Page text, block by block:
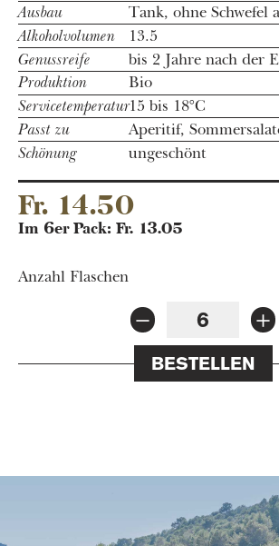
Ausbau
Tank, ohne Schwefel
Alkoholvolumen
13.5
Genussreife
bis 2 Jahre nach der
Produktion
Bio
Servicetemperatur15 bis 18°C
Passt zu
Aperitif,
Schönung
ungeschönt
Fr. 14.50
Anzahl Flaschen
BESTELLEN
Im 6er Pack: Fr. 13.05